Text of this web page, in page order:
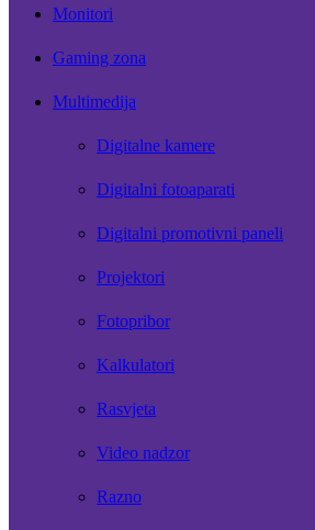
Monitori
Gaming zona
Multimedija
Digitalne kamere
Digitalni fotoaparati
Digitalni promotivni paneli
Projektori
Fotopribor
Kalkulatori
Rasvjeta
Video nadzor
Razno